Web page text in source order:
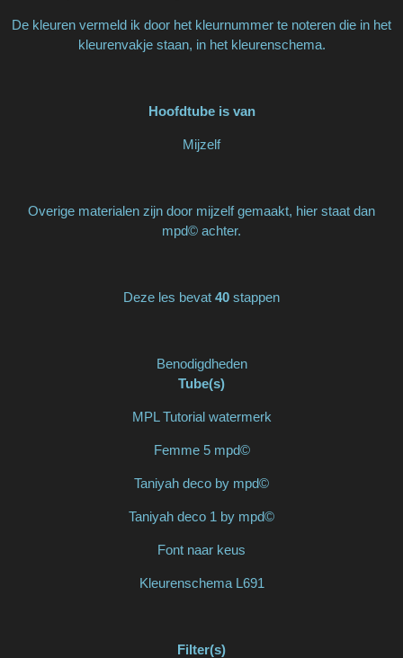
De kleuren vermeld ik door het kleurnummer te noteren die in het
kleurenvakje staan, in het kleurenschema.
Hoofdtube is van
Mijzelf
Overige materialen zijn door mijzelf gemaakt, hier staat dan
mpd© achter.
Deze les bevat 40 stappen
Benodigdheden
Tube(s)
MPL Tutorial watermerk
Femme 5 mpd©
Taniyah deco by mpd©
Taniyah deco 1 by mpd©
Font naar keus
Kleurenschema L691
Filter(s)